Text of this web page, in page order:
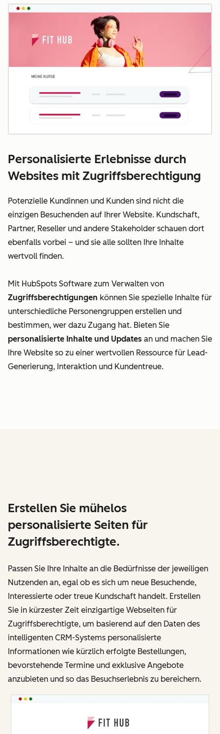
Personalisierte Erlebnisse durch
Websites mit Zugriffsberechtigung
Potenzielle Kundinnen und Kunden sind nicht die
einzigen Besuchenden auf Ihrer Website. Kundschaft,
Partner, Reseller und andere Stakeholder schauen dort
ebenfalls vorbei – und sie alle sollten Ihre Inhalte
wertvoll finden.
Mit HubSpots Software zum Verwalten von
Zugriffsberechtigungen können Sie spezielle Inhalte für
unterschiedliche Personengruppen erstellen und
bestimmen, wer dazu Zugang hat. Bieten Sie
personalisierte Inhalte und Updates an und machen Sie
Ihre Website so zu einer wertvollen Ressource für Lead-
Generierung, Interaktion und Kundentreue.
Erstellen Sie mühelos
personalisierte Seiten für
Zugriffsberechtigte.
Passen Sie Ihre Inhalte an die Bedürfnisse der jeweiligen
Nutzenden an, egal ob es sich um neue Besuchende,
Interessierte oder treue Kundschaft handelt. Erstellen
Sie in kürzester Zeit einzigartige Webseiten für
Zugriffsberechtigte, um basierend auf den Daten des
intelligenten CRM-Systems personalisierte
Informationen wie kürzlich erfolgte Bestellungen,
bevorstehende Termine und exklusive Angebote
anzubieten und so das Besuchserlebnis zu bereichern.